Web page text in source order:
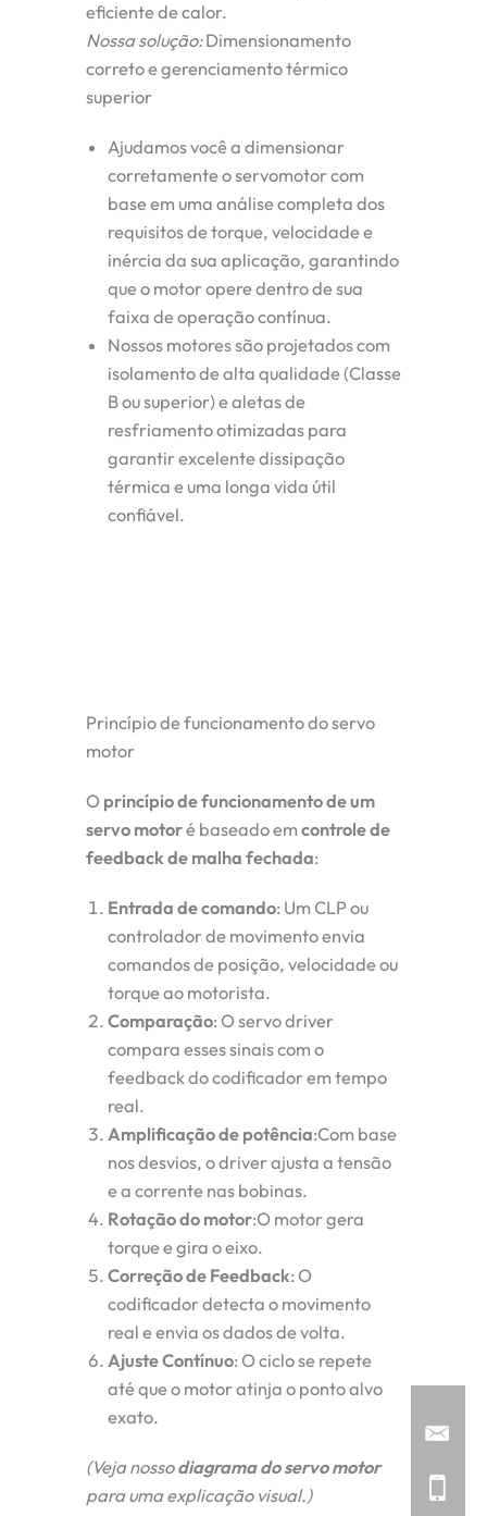
eficiente de calor.
Nossa solução:Dimensionamento
correto e gerenciamento térmico
superior
Ajudamos você a dimensionar
corretamente o servomotor com
base em uma análise completa dos
requisitos de torque, velocidade e
inércia da sua aplicação, garantindo
que o motor opere dentro de sua
faixa de operação contínua.
Nossos motores são projetados com
isolamento de alta qualidade (Classe
B ou superior) e aletas de
resfriamento otimizadas para
garantir excelente dissipação
térmica e uma longa vida útil
confiável.
Princípio de funcionamento do servo
motor
O princípio de funcionamento de um
servo motoré baseado em controle de
feedback de malha fechada:
Entrada de comando: Um CLP ou
controlador de movimento envia
comandos de posição, velocidade ou
torque ao motorista.
Comparação: O servo driver
compara esses sinais com o
feedback do codificador em tempo
real.
Amplificação de potência:Com base
nos desvios, o driver ajusta a tensão
e a corrente nas bobinas.
Rotação do motor:O motor gera
torque e gira o eixo.
Correção de Feedback: O
codificador detecta o movimento
real e envia os dados de volta.
Ajuste Contínuo: O ciclo se repete
até que o motor atinja o ponto alvo
exato.
(Veja nossodiagrama do servo motor
para uma explicação visual.)